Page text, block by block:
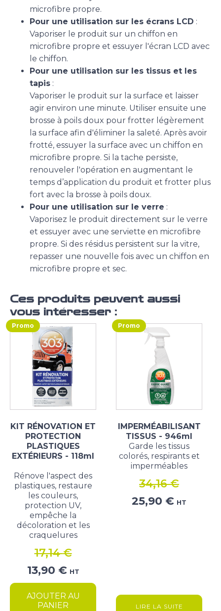
microfibre propre.
Pour une utilisation sur les écrans LCD :
Vaporiser le produit sur un chiffon en
microfibre propre et essuyer l'écran LCD avec
le chiffon.
Pour une utilisation sur les tissus et les
tapis :
Vaporiser le produit sur la surface et laisser
agir environ une minute. Utiliser ensuite une
brosse à poils doux pour frotter légèrement
la surface afin d'éliminer la saleté. Après avoir
frotté, essuyer la surface avec un chiffon en
microfibre propre. Si la tache persiste,
renouveler l'opération en augmentant le
temps d’application du produit et frotter plus
fort avec la brosse à poils doux.
Pour une utilisation sur le verre :
Vaporisez le produit directement sur le verre
et essuyer avec une serviette en microfibre
propre. Si des résidus persistent sur la vitre,
repasser une nouvelle fois avec un chiffon en
microfibre propre et sec.
Ces produits peuvent aussi
vous intéresser :
Promo
KIT RÉNOVATION ET
PROTECTION
PLASTIQUES
EXTÉRIEURS - 118ml
Rénove l'aspect des
plastiques, restaure
les couleurs,
protection UV,
empêche la
décoloration et les
craquelures
17,14€
Le
initial
était :
13,90 €Le
actuel
est :
HT
AJOUTER AU
PANIER
Promo
IMPERMÉABILISANT
TISSUS - 946ml
Garde les tissus
colorés, respirants et
imperméables
34,16€
Le
25,90 €Le
HT
LIRE LA SUITE